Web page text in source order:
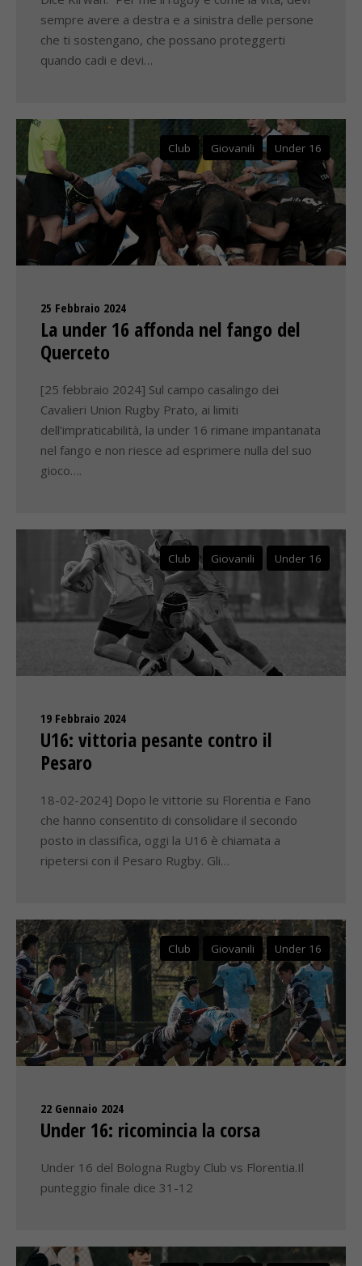
sempre avere a destra e a sinistra delle persone
che ti sostengano, che possano proteggerti
quando cadi e devi…
Club Giovanili Under 16
25 Febbraio 2024
La under 16 affonda nel fango del
Querceto
[25 febbraio 2024] Sul campo casalingo dei
Cavalieri Union Rugby Prato, ai limiti
dell’impraticabilità, la under 16 rimane impantanata
nel fango e non riesce ad esprimere nulla del suo
gioco….
Club Giovanili Under 16
19 Febbraio 2024
U16: vittoria pesante contro il
Pesaro
18-02-2024] Dopo le vittorie su Florentia e Fano
che hanno consentito di consolidare il secondo
posto in classifica, oggi la U16 è chiamata a
ripetersi con il Pesaro Rugby. Gli…
Club Giovanili Under 16
22 Gennaio 2024
Under 16: ricomincia la corsa
Under 16 del Bologna Rugby Club vs Florentia.Il
punteggio finale dice 31-12